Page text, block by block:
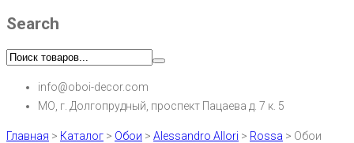
Search
info@oboi-decor.com
МО, г. Долгопрудный, проспект Пацаева д. 7 к. 5
Главная > Каталог > Обои > Alessandro Allori > Rossa > Обои